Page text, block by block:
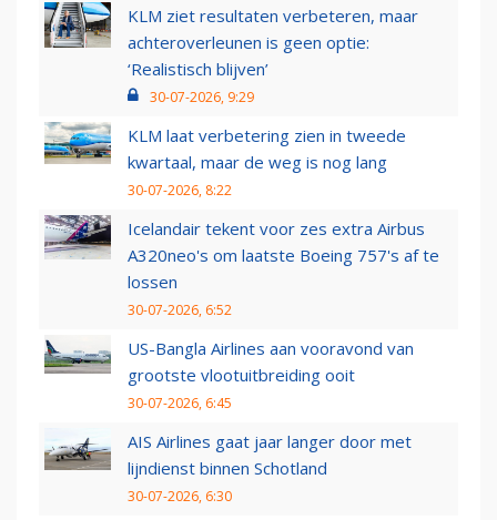
KLM ziet resultaten verbeteren, maar
achteroverleunen is geen optie:
‘Realistisch blijven’
30-07-2026, 9:29
KLM laat verbetering zien in tweede
kwartaal, maar de weg is nog lang
30-07-2026, 8:22
Icelandair tekent voor zes extra Airbus
A320neo's om laatste Boeing 757's af te
lossen
30-07-2026, 6:52
US-Bangla Airlines aan vooravond van
grootste vlootuitbreiding ooit
30-07-2026, 6:45
AIS Airlines gaat jaar langer door met
lijndienst binnen Schotland
30-07-2026, 6:30